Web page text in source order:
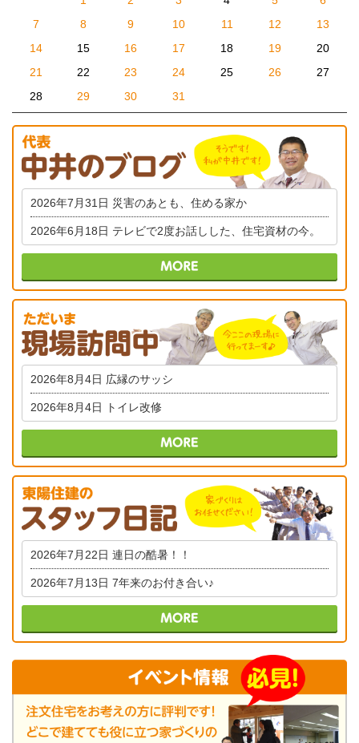
7
8 9 10 11 12
13
14
15 16 17 18 19
20
21
22 23 24 25 26
27
28
29 30 31
2026年7月31日 災害のあとも、住める家か
2026年6月18日 テレビで2度お話しした、住宅資材の今。
2026年8月4日 広縁のサッシ
2026年8月4日 トイレ改修
2026年7月22日 連日の酷暑！！
2026年7月13日 7年来のお付き合い♪